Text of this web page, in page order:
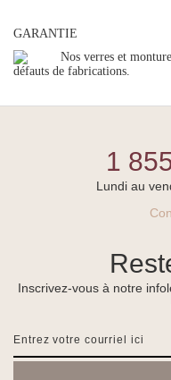
GARANTIE
Nos verres et
défauts de fabrications.
1
Lundi au
Inscrivez-vous à notre